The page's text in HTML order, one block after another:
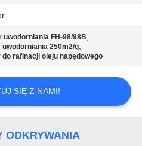
uwodorniania FH-98/98B,
uwodorniania 250m2/g,
do rafinacji oleju napędowego
SIĘ Z NAMI!
ODKRYWANIA